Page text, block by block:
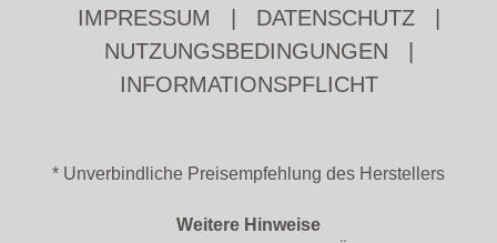
IMPRESSUM DATENSCHUTZ
NUTZUNGSBEDINGUNGEN
INFORMATIONSPFLICHT
* Unverbindliche Preisempfehlung des Herstellers
Weitere Hinweise